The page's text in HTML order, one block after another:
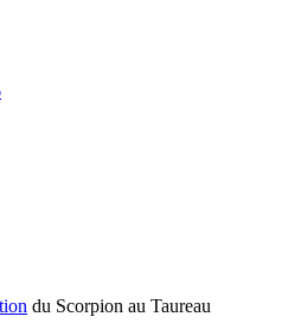
du Scorpion au Taureau